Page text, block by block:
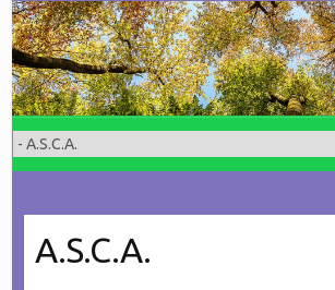
A.S.C.A.